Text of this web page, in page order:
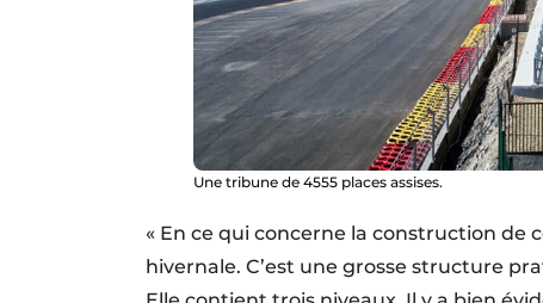
Une tribune de 4555 places assises.
« En ce qui concerne la construction de
hivernale. C’est une grosse structure